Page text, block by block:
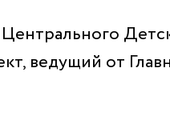
ведущий от